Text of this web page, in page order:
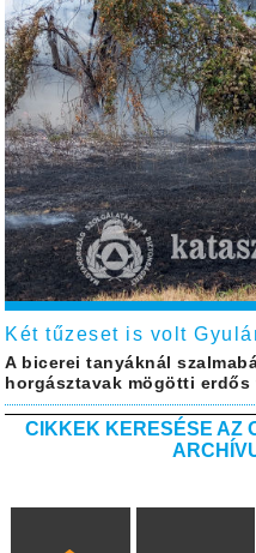
Két tűzeset is volt
A bicerei tanyáknál
horgásztavak mögötti
CIKKEK KERESÉSE AZ